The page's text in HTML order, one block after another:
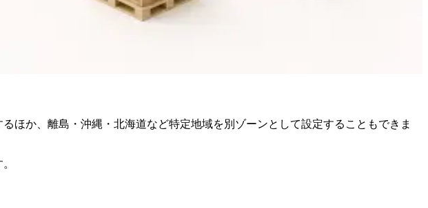
ほか、離島・沖縄・北海道など特定地域を別ゾーンとして設定することもできま